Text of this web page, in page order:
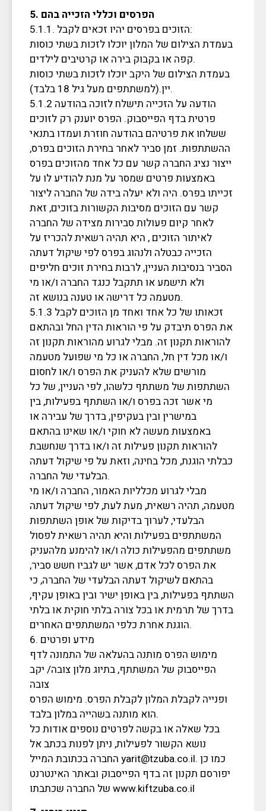
5. הפרסים וכללי הזכייה בהם
5.1.1. הזוכים בפרסים יהיו זכאים לקבל:
בעמדת הצילום של המלון יוכלו לזכות בשתי כוסות
קפה או בקבוק בירה או קרטיבים לילדים.
בעמדת הצילום של היקב יוכלו לזכות בשתי כוסות
יין.(למשתתפים מעל גיל 18 בלבד).
5.1.2 הודעה על הזכייה תישלח לזוכה בהודעה
פרטית בדף הפייסבוק. הפרס יוענק רק לזוכים
ששלחו את פרטיהם בהודעה חוזרת ועמדו בתנאי
ההשתתפות. זמן סביר לאחר בחירת הזוכים בפרס,
ייצור נציג החברה קשר עם כל אחד מהזוכים בפרס
באמצעות פרטים שמסר על מנת להודיע לו על
זכייתו בפרס. היה ולא יעלה בידה של החברה ליצור
קשר עם הזוכים מסיבות הקשורות בזוכים, זאת
לאחר קיום פעולות סבירות מצידה של החברה
לאיתור הזוכים , היא תהיה רשאית להכריז על
הזכייה כבטלה ולנהוג בפרס לפי שיקול דעתה
הסביר בנסיבות העניין, לרבות בחירת זוכים חליפים
ולא תישמע או תתקבל כנגד החברה ו/או מי
מטעמה כל דרישה או טענה בנושא זה.
5.1.3 זכאותו של כל אחד ואחד מן הזוכים לקבל
את הפרס תיבדק על פי הוראות הדין החל ובהתאם
להוראות תקנון זה. מבלי לגרוע מהוראות תקנון זה
ו/או מכל דין חל, החברה או כל מי שפועל מטעמה
מורשים שלא להעניק את הפרס ו/או לחסום
השתתפות של משתתף כלשהו, לפי העניין, של כל
מי אשר זכה בפרס ו/או השתתף בפעילות, בין
במישרין ובין בעקיפין, בדרך של עבירה או
באמצעות מעשה לא חוקי ו/או שאינו בהתאם
להוראות תקנון פעילות זה ו/או בדרך שנחשבת
כבלתי הוגנת, מכל בחינה, וזאת על פי שיקול דעתה
הבלעדי של החברה.
מבלי לגרוע מכלליות האמור, החברה ו/או מי
מטעמה, תהיה רשאית, מעת לעת, לפי שיקול דעתה
הבלעדי, לערוך בדיקות של אופן השתתפות
המשתתפים בפעילות והיא תהיה רשאית לפסול
משתתפים מהפעילות כולה ו/או להימנע מלהעניק
את הפרס לכל אדם, אשר יש לגביו חשש סביר,
בהתאם לשיקול דעתה הבלעדי של החברה, כי
השתתף בפעילות, בין באופן ישיר ובין באופן עקיף,
בדרך של תרמית או בכל צורה בלתי חוקית או בלתי
הוגנת אחרת כלפי המשתתפים האחרים.
6. מידע ופרטים
מימוש הפרס מותנה בהעלאה של התמונה לדף
הפייסבוק של המשתתף, בתיוג מלון צובה/ יקב
צובה
ופנייה לקבלת המלון לקבלת הפרס. מימוש הפרס
הוא מותנה בשהייה במלון בלבד.
בכל שאלה או בקשה לפרטים נוספים אודות כל
נושא הקשור לפעילות, ניתן לפנות בכתב אל
החברה בכתובת המייל yarit@tzuba.co.il. כמו כן
יפורסם תקנון זה בדף הפייסבוק ובאתר האינטרנט
של החברה שכתבתו www.kiftzuba.co.il